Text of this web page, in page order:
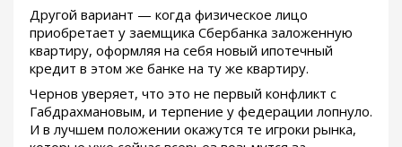
Другой вариант — когда физическое лицо
приобретает у заемщика Сбербанка заложенную
квартиру, оформляя на себя новый ипотечный
кредит в этом же банке на ту же квартиру.
Чернов уверяет, что это не первый конфликт с
Габдрахмановым, и терпение у федерации лопнуло.
И в лучшем положении окажутся те игроки рынка,